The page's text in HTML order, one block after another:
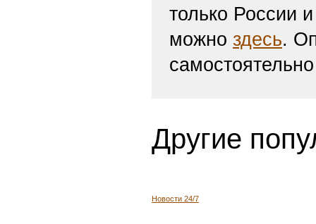
только России
можно здесь.
Другие
Новости 24/7